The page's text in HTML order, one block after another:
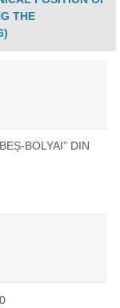
THE
BOLYAI” DIN